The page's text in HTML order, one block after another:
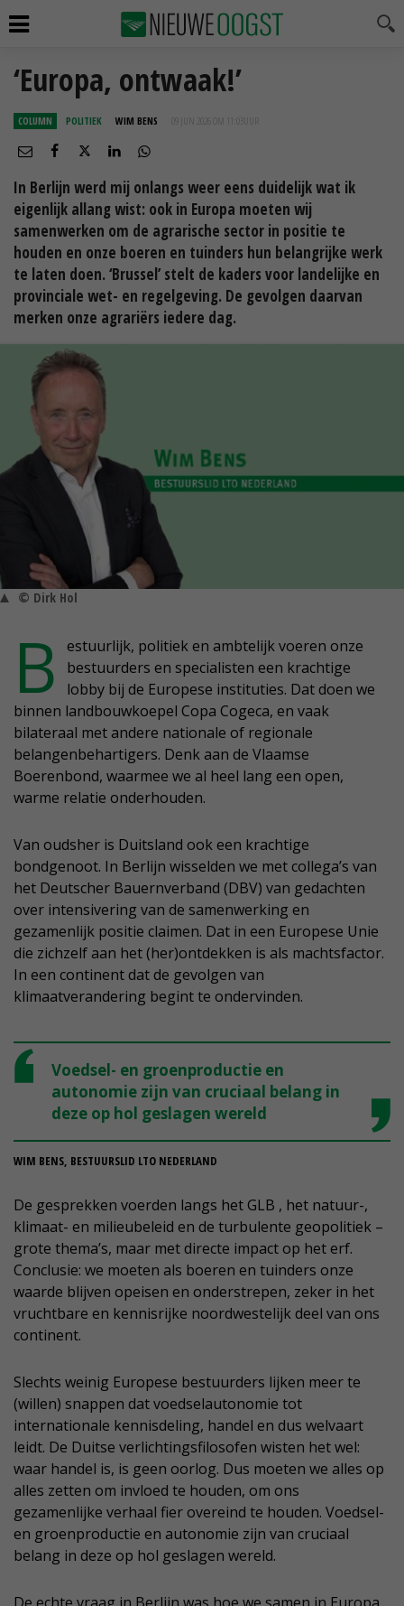
‘Europa, ontwaak!’
COLUMN POLITIEK WIM BENS 09 JUN 2026 OM 11:03
In Berlijn werd mij onlangs weer eens duidelijk wat ik
eigenlijk allang wist: ook in Europa moeten wij
samenwerken om de agrarische sector in positie te
houden en onze boeren en tuinders hun belangrijke werk
te laten doen. ‘Brussel’ stelt de kaders voor landelijke en
provinciale wet- en regelgeving. De gevolgen daarvan
merken onze agrariërs iedere dag.
© Dirk Hol
B
estuurlijk, politiek en ambtelijk voeren onze
bestuurders en specialisten een krachtige
lobby bij de Europese instituties. Dat doen we
binnen landbouwkoepel Copa Cogeca, en vaak
bilateraal met andere nationale of regionale
belangenbehartigers. Denk aan de Vlaamse
Boerenbond, waarmee we al heel lang een open,
warme relatie onderhouden.
Van oudsher is Duitsland ook een krachtige
bondgenoot. In Berlijn wisselden we met collega’s van
het Deutscher Bauernverband (DBV) van gedachten
over intensivering van de samenwerking en
gezamenlijk positie claimen. Dat in een Europese Unie
die zichzelf aan het (her)ontdekken is als machtsfactor.
In een continent dat de gevolgen van
klimaatverandering begint te ondervinden.
Voedsel- en groenproductie en
autonomie zijn van cruciaal belang in
deze op hol geslagen wereld
WIM BENS, BESTUURSLID LTO NEDERLAND
De gesprekken voerden langs het GLB , het natuur-,
klimaat- en milieubeleid en de turbulente geopolitiek –
grote thema’s, maar met directe impact op het erf.
Conclusie: we moeten als boeren en tuinders onze
waarde blijven opeisen en onderstrepen, zeker in het
vruchtbare en kennisrijke noordwestelijk deel van ons
continent.
Slechts weinig Europese bestuurders lijken meer te
(willen) snappen dat voedselautonomie tot
internationale kennisdeling, handel en dus welvaart
leidt. De Duitse verlichtingsfilosofen wisten het wel:
waar handel is, is geen oorlog. Dus moeten we alles op
alles zetten om invloed te houden, om ons
gezamenlijke verhaal fier overeind te houden. Voedsel-
en groenproductie en autonomie zijn van cruciaal
belang in deze op hol geslagen wereld.